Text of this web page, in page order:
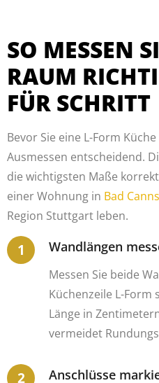
SO MESSEN
RAUM
FÜR SCHRITT
Bevor Sie eine L-Form
Ausmessen entscheidend.
die wichtigsten Maße
einer Wohnung in Bad
Region Stuttgart leben.
Wandlängen
Messen Sie beide
Küchenzeile L-Form
Länge in
vermeidet
Anschlüsse